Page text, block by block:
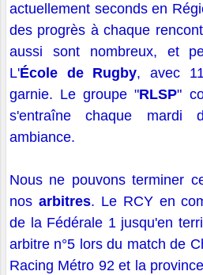
actuellement seconds en
des progrès à chaque
aussi sont nombreux, et
L'École de Rugby, avec
garnie. Le groupe "RLSP"
s'entraîne chaque mardi
ambiance.
Nous ne pouvons terminer
nos arbitres. Le RCY en
de la Fédérale 1 jusqu'en
arbitre n°5 lors du match de
Racing Métro 92 et la